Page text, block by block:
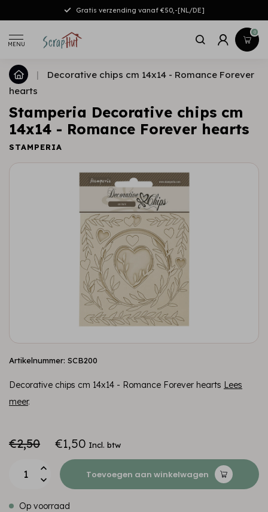
Gratis verzending vanaf €50,-[NL/DE]
MENU
0
|
Decorative chips cm 14x14 - Romance Forever
hearts
Stamperia Decorative chips cm
14x14 - Romance Forever hearts
STAMPERIA
Artikelnummer: SCB200
Decorative chips cm 14x14 - Romance Forever hearts Lees
meer.
€2,50 €1,50 Incl. btw
Toevoegen aan winkelwagen
Op voorraad